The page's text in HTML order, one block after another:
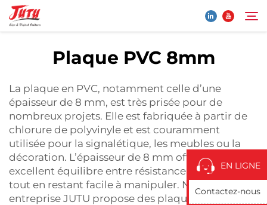
Produits
À Propos De Nous
Application
Rechercher
EN LIGNE
Contactez-nous
Plaque PVC 8mm
La plaque en PVC, notamment celle d’une
épaisseur de 8 mm, est très prisée pour de
nombreux projets. Elle est fabriquée à partir de
chlorure de polyvinyle et est couramment
utilisée pour la signalétique, les meubles ou la
décoration. L’épaisseur de 8 mm offre un
excellent équilibre entre résistance et légèreté,
tout en restant facile à manipuler. Notre
entreprise JUTU propose des plaques en PVC de